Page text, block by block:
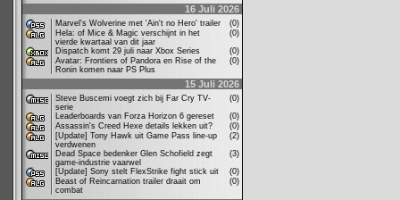
16 Juli 2026
Marvel's Wolverine met 'Ain't no Hero' trailer
(0)
Hela: of Mice & Magic verschijnt in het
vierde kwartaal van dit jaar
(0)
Dispatch komt 29 juli naar Xbox Series
(0)
Avatar: Frontiers of Pandora en Rise of the
Ronin komen naar PS Plus
(0)
15 Juli 2026
Steve Buscemi voegt zich bij Far Cry TV-
serie
(0)
Leaderboards van Forza Horizon 6 gereset
(0)
Assassin's Creed Hexe details lekken uit?
(0)
[Update] Tony Hawk uit Game Pass line-up
verdwenen
(2)
Dead Space bedenker Glen Schofield zegt
game-industrie vaarwel
(3)
[Update] Sony stelt FlexStrike fight stick uit
(0)
Beast of Reincarnation trailer draait om
combat
(0)